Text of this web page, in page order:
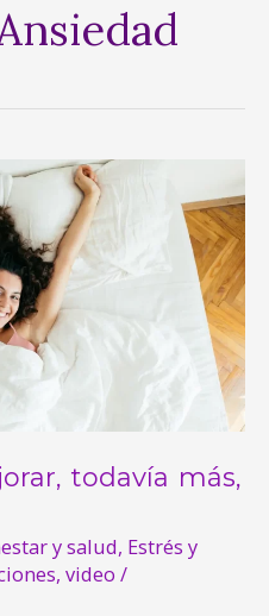
todavía más,
y salud, Estrés y
, video /